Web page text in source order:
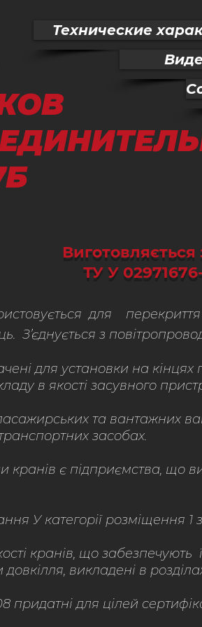
Технические
Виготовляється
ТУ У
для перекриття
З’єднується з
для установки на кінцях
в якості засувного
та вантажних
засобах.
є підприємства, що
У категорії розміщення 1
кранів, що забезпечують
викладені в
придатні для цілей